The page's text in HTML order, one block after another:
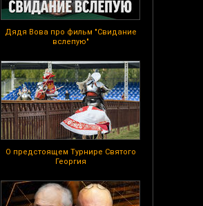
Дядя Вова про фильм "Свидание
вслепую"
О предстоящем Турнире Святого
Георгия